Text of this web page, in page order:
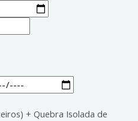
+ Quebra Isolada de